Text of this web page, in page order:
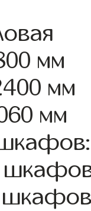
мм
мм
мм